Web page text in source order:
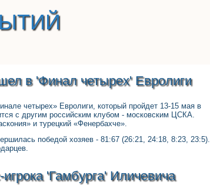
в 'Финал четырех' Евролиги
четырех» Евролиги, который пройдет 13-15 мая в
с другим российским клубом - московским ЦСКА.
и турецкий «Фенербахче».
победой хозяев - 81:67 (26:21, 24:18, 8:23, 23:5).
'Гамбурга' Иличевича